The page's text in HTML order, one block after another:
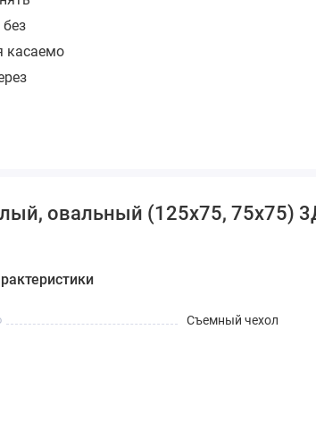
касаемо
овальный (125х75, 75х75)
Съемный чехол